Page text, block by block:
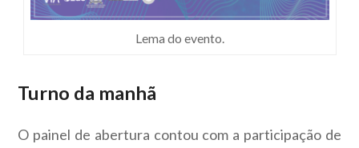
Lema do evento.
Turno da manhã
O painel de abertura contou com a participação de